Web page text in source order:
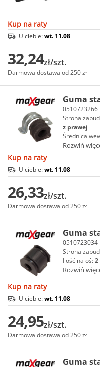
Kup na raty
U ciebie:wt. 11.08
32,24zł/szt.
Darmowa dostawa od 250 zł
Guma
0510723266
Strona
z prawej
Średnica
Rozwiń
Kup na raty
U ciebie:wt. 11.08
26,33zł/szt.
Darmowa dostawa od 250 zł
Guma
0510723034
Strona
Ilość na oś:2
Rozwiń
Kup na raty
U ciebie:wt. 11.08
24,95zł/szt.
Darmowa dostawa od 250 zł
Guma